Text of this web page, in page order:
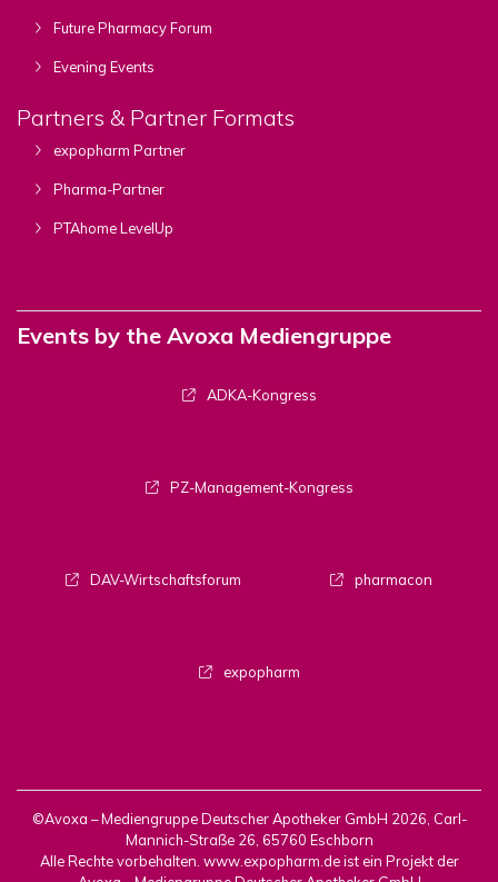
Future Pharmacy Forum
Evening Events
Partners & Partner Formats
expopharm Partner
Pharma-Partner
PTAhome LevelUp
Events by the Avoxa Mediengruppe
ADKA-Kongress
PZ-Management-Kongress
DAV-Wirtschaftsforum pharmacon
expopharm
©Avoxa – Mediengruppe Deutscher Apotheker GmbH 2026, Carl-
Mannich-Straße 26, 65760 Eschborn
Alle Rechte vorbehalten. www.expopharm.de ist ein Projekt der